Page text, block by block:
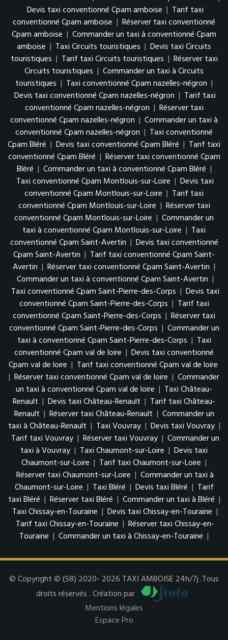
Devis taxi conventionné Cpam amboise | Tarif taxi
conventionné Cpam amboise | Réserver taxi conventionné
Cpam amboise | Commander un taxi à conventionné Cpam
amboise | Taxi Circuits touristiques | Devis taxi Circuits
touristiques | Tarif taxi Circuits touristiques | Réserver taxi
Circuits touristiques | Commander un taxi à Circuits
touristiques | Taxi conventionné Cpam nazelles-négron |
Devis taxi conventionné Cpam nazelles-négron | Tarif taxi
conventionné Cpam nazelles-négron | Réserver taxi
conventionné Cpam nazelles-négron | Commander un taxi à
conventionné Cpam nazelles-négron | Taxi conventionné
Cpam Bléré | Devis taxi conventionné Cpam Bléré | Tarif taxi
conventionné Cpam Bléré | Réserver taxi conventionné Cpam
Bléré | Commander un taxi à conventionné Cpam Bléré |
Taxi conventionné Cpam Montlouis-sur-Loire | Devis taxi
conventionné Cpam Montlouis-sur-Loire | Tarif taxi
conventionné Cpam Montlouis-sur-Loire | Réserver taxi
conventionné Cpam Montlouis-sur-Loire | Commander un
taxi à conventionné Cpam Montlouis-sur-Loire | Taxi
conventionné Cpam Saint-Avertin | Devis taxi conventionné
Cpam Saint-Avertin | Tarif taxi conventionné Cpam Saint-
Avertin | Réserver taxi conventionné Cpam Saint-Avertin |
Commander un taxi à conventionné Cpam Saint-Avertin |
Taxi conventionné Cpam Saint-Pierre-des-Corps | Devis taxi
conventionné Cpam Saint-Pierre-des-Corps | Tarif taxi
conventionné Cpam Saint-Pierre-des-Corps | Réserver taxi
conventionné Cpam Saint-Pierre-des-Corps | Commander un
taxi à conventionné Cpam Saint-Pierre-des-Corps | Taxi
conventionné Cpam val de loire | Devis taxi conventionné
Cpam val de loire | Tarif taxi conventionné Cpam val de loire
| Réserver taxi conventionné Cpam val de loire | Commander
un taxi à conventionné Cpam val de loire | Taxi Château-
Renault | Devis taxi Château-Renault | Tarif taxi Château-
Renault | Réserver taxi Château-Renault | Commander un
taxi à Château-Renault | Taxi Vouvray | Devis taxi Vouvray |
Tarif taxi Vouvray | Réserver taxi Vouvray | Commander un
taxi à Vouvray | Taxi Chaumont-sur-Loire | Devis taxi
Chaumont-sur-Loire | Tarif taxi Chaumont-sur-Loire |
Réserver taxi Chaumont-sur-Loire | Commander un taxi à
Chaumont-sur-Loire | Taxi Bléré | Devis taxi Bléré | Tarif
taxi Bléré | Réserver taxi Bléré | Commander un taxi à Bléré |
Taxi Chissay-en-Touraine | Devis taxi Chissay-en-Touraine |
Tarif taxi Chissay-en-Touraine | Réserver taxi Chissay-en-
Touraine | Commander un taxi à Chissay-en-Touraine |
© Copyright © (S8) 2020- 2026 TAXI AMBOISE 24h/7j .Tous
droits réservés . Création par
Mentions légales
Espace Pro